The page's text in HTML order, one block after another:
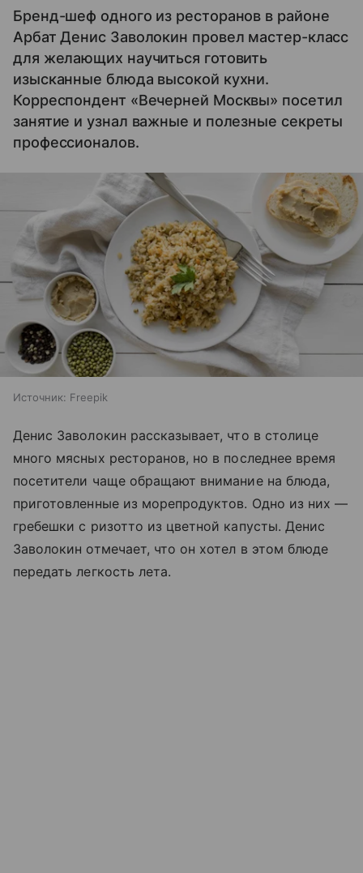
Бренд-шеф одного из ресторанов в районе
Арбат Денис Заволокин провел мастер-класс
для желающих научиться готовить
изысканные блюда высокой кухни.
Корреспондент «Вечерней Москвы» посетил
занятие и узнал важные и полезные секреты
профессионалов.
Источник: Freepik
Денис Заволокин рассказывает, что в столице
много мясных ресторанов, но в последнее время
посетители чаще обращают внимание на блюда,
приготовленные из морепродуктов. Одно из них —
гребешки с ризотто из цветной капусты. Денис
Заволокин отмечает, что он хотел в этом блюде
передать легкость лета.